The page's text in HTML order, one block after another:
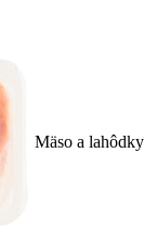
Mäso a lahôdky